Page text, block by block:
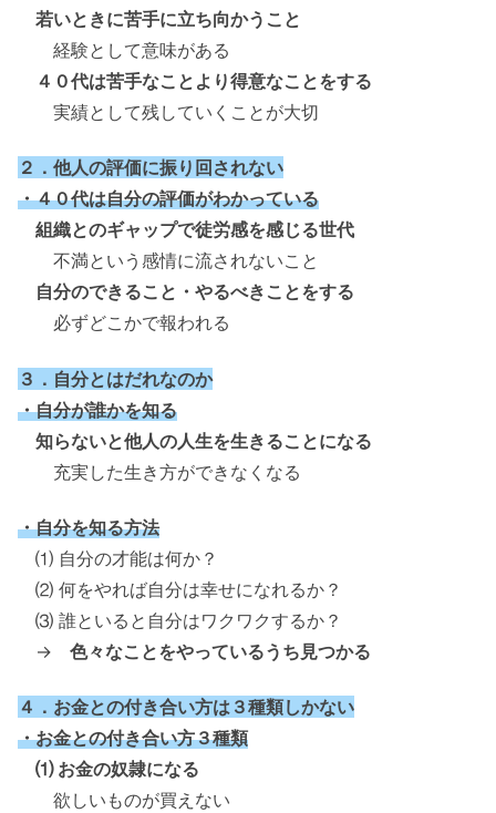
若いときに苦手に立ち向かうこと
経験として意味がある
４０代は苦手なことより得意なことをする
実績として残していくことが大切
２．他人の評価に振り回されない
・４０代は自分の評価がわかっている
組織とのギャップで徒労感を感じる世代
不満という感情に流されないこと
自分のできること・やるべきことをする
必ずどこかで報われる
３．自分とはだれなのか
・自分が誰かを知る
知らないと他人の人生を生きることになる
充実した生き方ができなくなる
・自分を知る方法
⑴ 自分の才能は何か？
⑵ 何をやれば自分は幸せになれるか？
⑶ 誰といると自分はワクワクするか？
→ 色々なことをやっているうち見つかる
４．お金との付き合い方は３種類しかない
・お金との付き合い方３種類
⑴ お金の奴隷になる
欲しいものが買えない